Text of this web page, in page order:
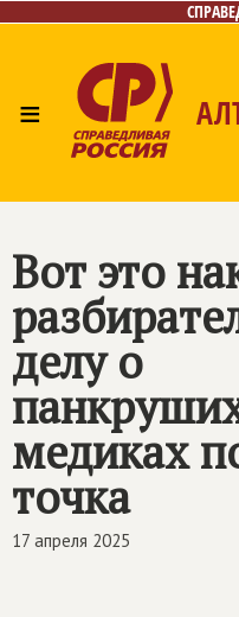
≡
Вот это
делу о
медиках
точка
17 апреля 2025